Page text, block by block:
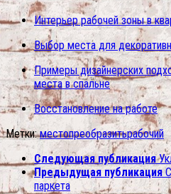
Интерьер рабочей зоны в
Выбор места для
Примеры дизайнерских
места в спальне
Восстановление на работе
Метки: местопреобразитьрабочий
Следующая публикация
Предыдущая публикация
паркета